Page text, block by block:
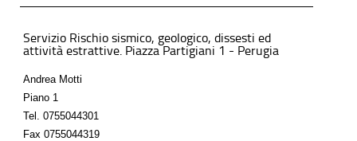
Servizio Rischio sismico, geologico, dissesti ed
attività estrattive. Piazza Partigiani 1 - Perugia
Andrea Motti
Piano 1
Tel.
0755044301
Fax 0755044319